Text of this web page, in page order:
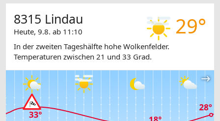
29°
8315 Lindau
Heute, 9.8. ab 11:10
In der zweiten Tageshälfte hohe Wolkenfelder.
Temperaturen zwischen 21 und 33 Grad.